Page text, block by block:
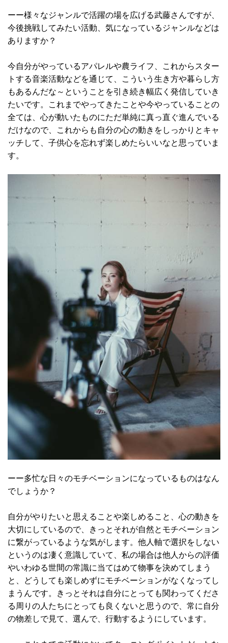
ーー様々なジャンルで活躍の場を広げる武藤さんですが、
今後挑戦してみたい活動、気になっているジャンルなどは
ありますか？
今自分がやっているアパレルや農ライフ、これからスター
トする音楽活動などを通じて、こういう生き方や暮らし方
もあるんだな～ということを引き続き幅広く発信していき
たいです。これまでやってきたことや今やっていることの
全ては、心が動いたものにただ単純に真っ直ぐ進んでいる
だけなので、これからも自分の心の動きをしっかりとキャ
ッチして、子供心を忘れず楽しめたらいいなと思っていま
す。
ーー多忙な日々のモチベーションになっているものはなん
でしょうか？
自分がやりたいと思えることや楽しめること、心の動きを
大切にしているので、きっとそれが自然とモチベーション
に繋がっているような気がします。他人軸で選択をしない
というのは凄く意識していて、私の場合は他人からの評価
やいわゆる世間の常識に当てはめて物事を決めてしまう
と、どうしても楽しめずにモチベーションがなくなってし
まうんです。きっとそれは自分にとっても関わってくださ
る周りの人たちにとっても良くないと思うので、常に自分
の物差しで見て、選んで、行動するようにしています。